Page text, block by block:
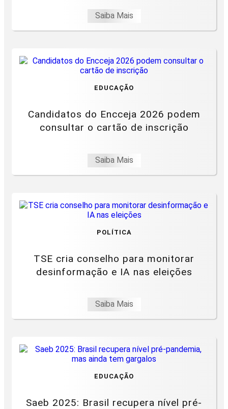
Saiba Mais
EDUCAÇÃO
Candidatos do Encceja 2026 podem
consultar o cartão de inscrição
Saiba Mais
POLÍTICA
TSE cria conselho para monitorar
desinformação e IA nas eleições
Saiba Mais
EDUCAÇÃO
Saeb 2025: Brasil recupera nível pré-